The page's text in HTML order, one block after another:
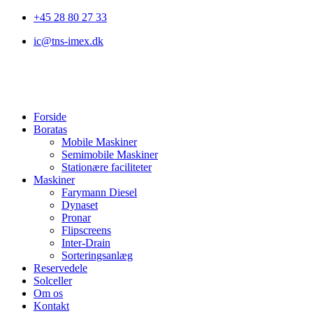
Videre
indhold
+45 28 80 27 33
ic@tns-imex.dk
Forside
Boratas
Mobile Maskiner
Semimobile Maskiner
Stationære faciliteter
Maskiner
Farymann Diesel
Dynaset
Pronar
Flipscreens
Inter-Drain
Sorteringsanlæg
Reservedele
Solceller
Om os
Kontakt